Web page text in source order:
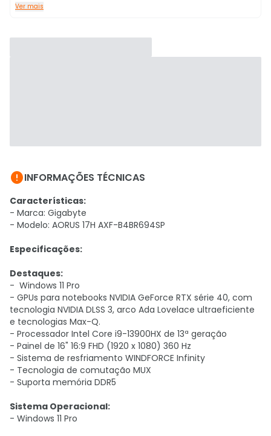
Ver mais
INFORMAÇÕES TÉCNICAS
Características:
- Marca: Gigabyte
- Modelo: AORUS 17H AXF-B4BR694SP
Especificações:
Destaques:
- Windows 11 Pro
- GPUs para notebooks NVIDIA GeForce RTX série 40, com
tecnologia NVIDIA DLSS 3, arco Ada Lovelace ultraeficiente
e tecnologias Max-Q.
- Processador Intel Core i9-13900HX de 13ª geração
- Painel de 16" 16:9 FHD (1920 x 1080) 360 Hz
- Sistema de resfriamento WINDFORCE Infinity
- Tecnologia de comutação MUX
- Suporta memória DDR5
Sistema Operacional:
- Windows 11 Pro